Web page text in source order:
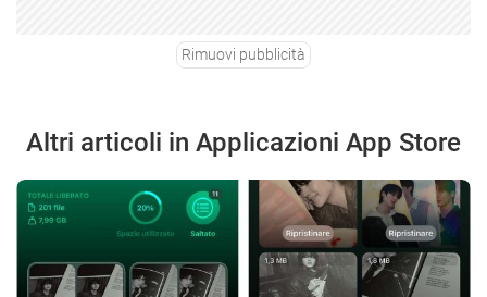
Rimuovi pubblicità
Altri articoli in Applicazioni App Store